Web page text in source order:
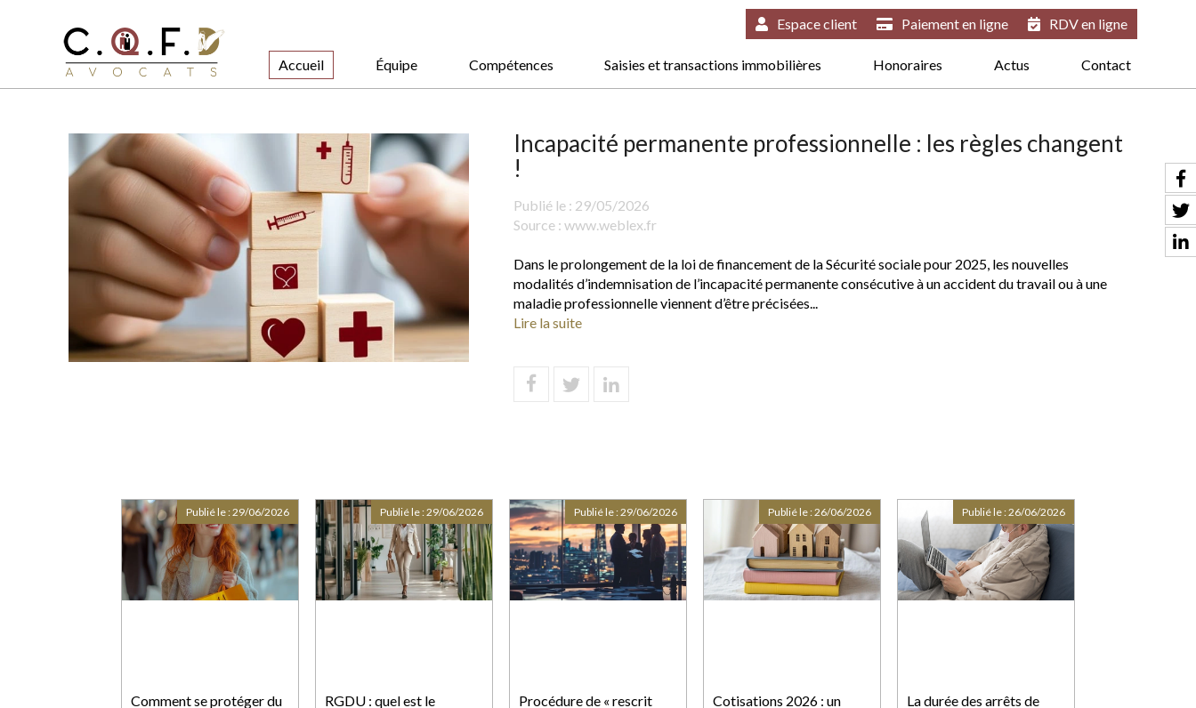
Accueil Équipe Compétences Saisies et transactions immobilières Honoraires Actus Contact
Espace client Paiement en ligne RDV en ligne
Incapacité permanente professionnelle : les règles changent
!
Publié le : 29/05/2026
Source : www.weblex.fr
Dans le prolongement de la loi de financement de la Sécurité sociale pour 2025, les nouvelles
modalités d’indemnisation de l’incapacité permanente consécutive à un accident du travail ou à une
maladie professionnelle viennent d’être précisées...
Lire la suite
Comment se protéger du
Publié le :29/06/2026
RGDU : quel est le
Publié le :29/06/2026
Procédure de « rescrit
Publié le :29/06/2026
Cotisations 2026 : un
Publié le :26/06/2026
La durée des arrêts de
Publié le :26/06/2026